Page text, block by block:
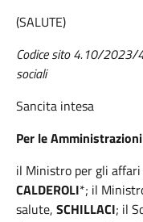
(SALUTE)
Codice sito 4.10/2023/
sociali
Sancita intesa
Per le
il Ministro per gli
CALDEROLI*; il
salute, SCHILLACI; il